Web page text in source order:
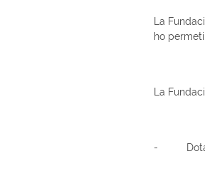
La
ho permeti.
La
- Dotar